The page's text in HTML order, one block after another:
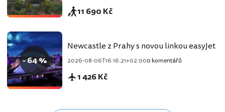
11 690 Kč
- 64 %
Newcastle z Prahy s novou linkou easyJet
2026-08-06T16:16:21+02:000 komentářů
1 426 Kč